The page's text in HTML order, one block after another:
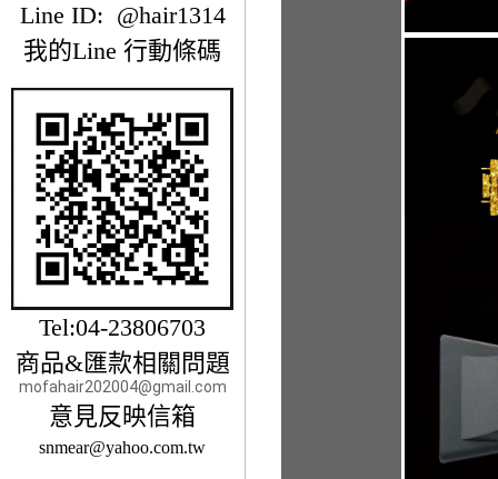
Line ID: @hair1314
我的Line 行動條碼
Tel:04-23806703
商品&匯款相關問題
mofahair202004@gmail.com
意見反映信箱
snmear@yahoo.com.tw